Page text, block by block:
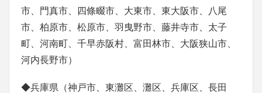
市、門真市、四條畷市、大東市、東大阪市、八尾
市、柏原市、松原市、羽曳野市、藤井寺市、太子
町、河南町、千早赤阪村、富田林市、大阪狭山市、
河内長野市）
◆兵庫県（神戸市、東灘区、灘区、兵庫区、長田